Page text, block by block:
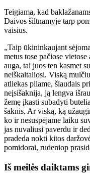
Teigiama, kad
Daivos šiltnamyje tarp
vaisius.
„Taip ūkininkaujant
metus tose pačiose
auga, tai juos ten kasmet
neiškaitaliosi. Viską
atliekas pilame, šiaudais
neįsišaknija, ją lengva
žemę įkasti subadyti
šaknis. Ar viską, ką
ko ir nesuspėjame laiku
jas nuvaliusi paverdu ir
pradeda nokti kitos
pomidorai, rudeniop
Iš meilės daiktams